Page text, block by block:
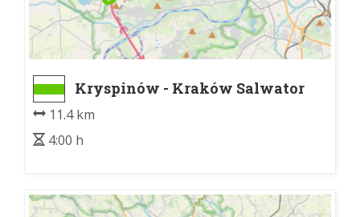
Kryspinów - Kraków Salwator
11.4 km
4:00 h